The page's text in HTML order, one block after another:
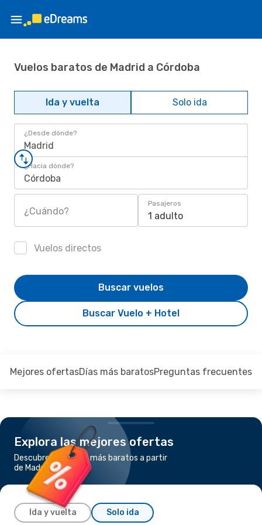
Vuelos baratos de Madrid a Córdoba
Ida y vuelta Solo ida
¿Desde dónde?
Madrid
¿Hacia dónde?
Córdoba
¿Cuándo?
Pasajeros
1 adulto
Vuelos directos
Buscar Vuelo + Hotel
Buscar vuelos
Mejores ofertasDías más baratosPreguntas frecuentes
Explora las mejores ofertas
Descubre los vuelos más baratos a partir
de Madrid a Córdoba
Ida y vuelta Solo ida